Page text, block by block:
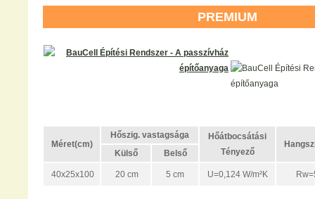
PREMIUM
Méret(cm)
Hőszig. vastagsága
Hőátbocsátási
Tényező
Külső
Belső
40x25x100 20 cm 5 cm U=0,124 W/m²K